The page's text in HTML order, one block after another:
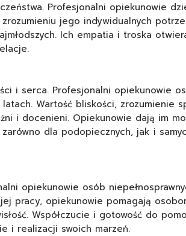
Profesjonalni opiekunowie
jego indywidualnych
Ich empatia i troska
i serca. Profesjonalni opiekunowie
Wartość bliskości, zrozumienie
i docenieni. Opiekunowie dają im
dla podopiecznych, jak i
opiekunowie osób
pracy, opiekunowie pomagają
Współczucie i gotowość do
i realizacji swoich marzeń.